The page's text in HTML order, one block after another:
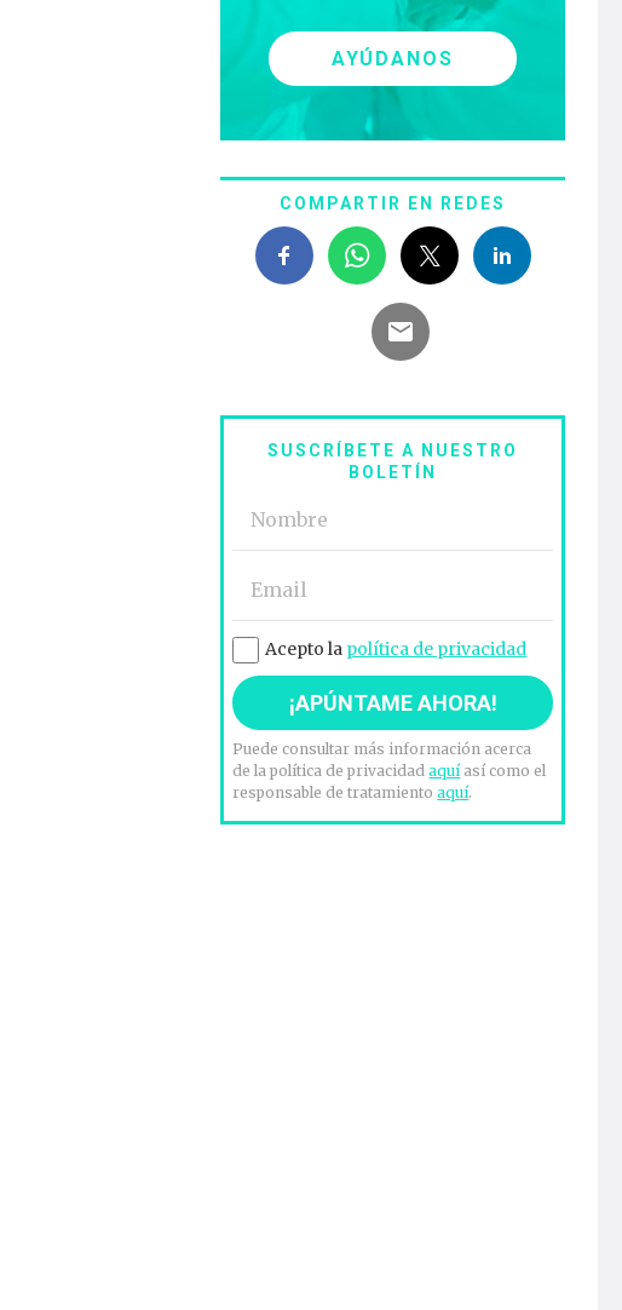
AYÚDANOS
COMPARTIR EN REDES
SUSCRÍBETE A NUESTRO
BOLETÍN
Acepto la política de privacidad
Puede consultar más información acerca
de la política de privacidadaquíasí como el
responsable de tratamientoaquí.